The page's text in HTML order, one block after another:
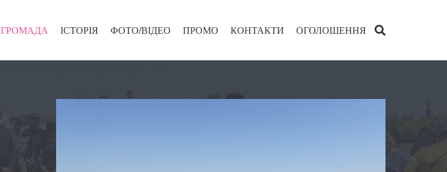
ГРОМАДА ІСТОРІЯ ФОТО/ВІДЕО ПРОМО КОНТАКТИ ОГОЛОШЕННЯ